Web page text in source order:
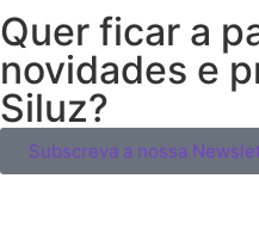
Quer ficar a
novidades e
Siluz?
Subscreva a nossa